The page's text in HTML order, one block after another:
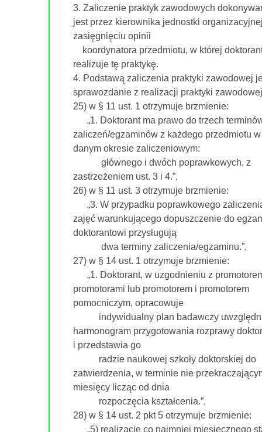
3. Zaliczenie praktyk zawodowych
jest przez kierownika jednostki
zasięgnięciu opinii
koordynatora przedmiotu, w której
realizuje tę praktykę.
4. Podstawą zaliczenia praktyki zawodowej
sprawozdanie z realizacji praktyki
25) w § 11 ust. 1 otrzymuje brzmienie:
„1. Doktorant ma prawo do trzech
zaliczeń/egzaminów z każdego przedmiotu w
danym okresie zaliczeniowym:
głównego i dwóch poprawkowych, z
zastrzeżeniem ust. 3 i 4.”,
26) w § 11 ust. 3 otrzymuje brzmienie:
„3. W przypadku poprawkowego
zajęć warunkującego dopuszczenie do
doktorantowi przysługują
dwa terminy zaliczenia/egzaminu.”,
27) w § 14 ust. 1 otrzymuje brzmienie:
„1. Doktorant, w uzgodnieniu z
promotorami lub promotorem i promotorem
pomocniczym, opracowuje
indywidualny plan badawczy
harmonogram przygotowania rozprawy
i przedstawia go
radzie naukowej szkoły doktorskiej do
zatwierdzenia, w terminie nie
miesięcy licząc od dnia
rozpoczęcia kształcenia.”,
28) w § 14 ust. 2 pkt 5 otrzymuje brzmienie:
„5) realizację co najmniej miesięcznego